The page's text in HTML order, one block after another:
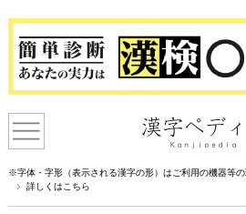
※字体・字形（表示される漢字の形）はご利用の機器等の
詳しくはこちら